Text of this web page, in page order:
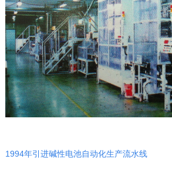
1994年引进碱性电池自动化生产流水线